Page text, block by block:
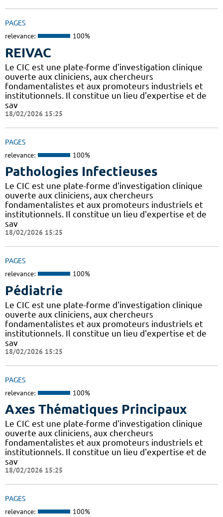
PAGES
relevance: 100%
REIVAC
Le CIC est une plate-forme d'investigation clinique
ouverte aux cliniciens, aux chercheurs
fondamentalistes et aux promoteurs industriels et
institutionnels. Il constitue un lieu d'expertise et de
sav
18/02/2026 15:25
PAGES
relevance: 100%
Pathologies Infectieuses
Le CIC est une plate-forme d'investigation clinique
ouverte aux cliniciens, aux chercheurs
fondamentalistes et aux promoteurs industriels et
institutionnels. Il constitue un lieu d'expertise et de
sav
18/02/2026 15:25
PAGES
relevance: 100%
Pédiatrie
Le CIC est une plate-forme d'investigation clinique
ouverte aux cliniciens, aux chercheurs
fondamentalistes et aux promoteurs industriels et
institutionnels. Il constitue un lieu d'expertise et de
sav
18/02/2026 15:25
PAGES
relevance: 100%
Axes Thématiques Principaux
Le CIC est une plate-forme d'investigation clinique
ouverte aux cliniciens, aux chercheurs
fondamentalistes et aux promoteurs industriels et
institutionnels. Il constitue un lieu d'expertise et de
sav
18/02/2026 15:25
PAGES
relevance: 100%